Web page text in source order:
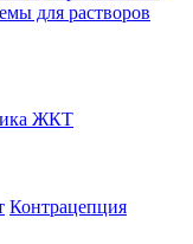
для растворов
ЖКТ
Контрацепция